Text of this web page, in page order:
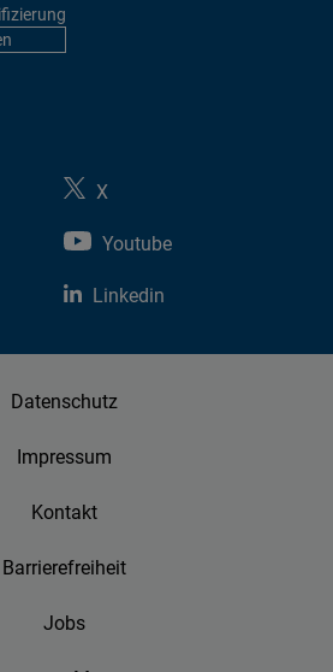
X
Youtube
Linkedin
Datenschutz
Impressum
Kontakt
Barrierefreiheit
Jobs